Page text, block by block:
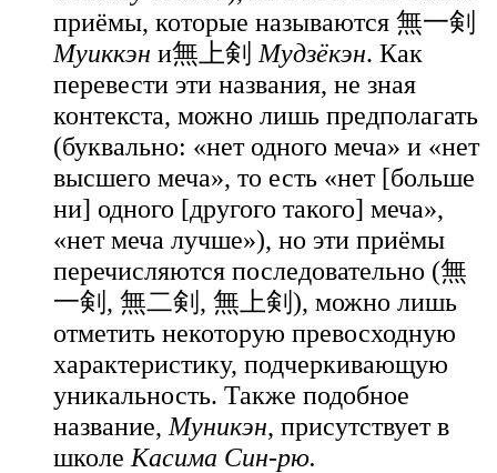
приёмы, которые называются 無一剣
Муиккэн и無上剣 Мудзёкэн. Как
перевести эти названия, не зная
контекста, можно лишь предполагать
(буквально: «нет одного меча» и «нет
высшего меча», то есть «нет [больше
ни] одного [другого такого] меча»,
«нет меча лучше»), но эти приёмы
перечисляются последовательно (無
一剣, 無二剣, 無上剣), можно лишь
отметить некоторую превосходную
характеристику, подчеркивающую
уникальность. Также подобное
название, Муникэн, присутствует в
школе Касима Син-рю.